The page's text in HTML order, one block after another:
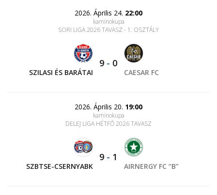
2026. Április 24. 22:00
kaminokupa
SORI LIGA 2026 TAVASZ - 1. OSZTÁLY
SZILASI ÉS BARÁTAI
9 - 0
CAESAR FC
2026. Április 20. 19:00
kaminokupa
DELEJ LIGA HÉTFŐ 2026 TAVASZ
SZBTSE-CSERNYABK
9 - 1
AIRNERGY FC “B”